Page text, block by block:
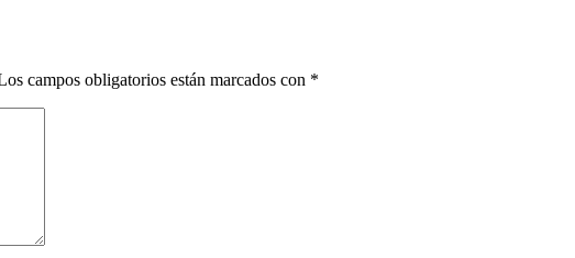
campos obligatorios están marcados con *